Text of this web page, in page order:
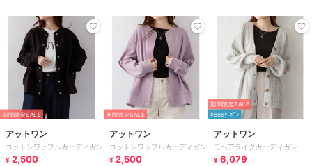
期間限定SALE
アットワン
コットンワッフルカーディガン
¥ 2,500
期間限定SALE
アットワン
コットンワッフルカーディガン
¥ 2,500
期間限定SALE
¥888ｸｰﾎﾟﾝ
アットワン
モヘアライクカーディガン
¥ 6,079